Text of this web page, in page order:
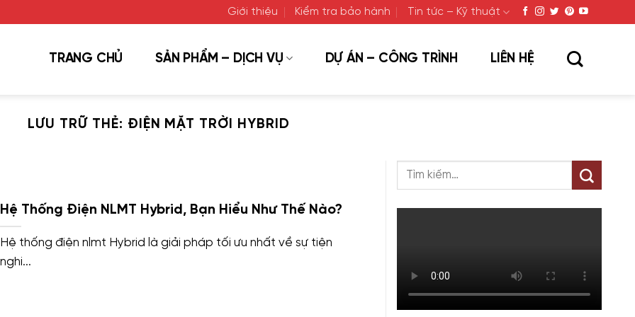
Giới thiệu Kiểm tra bảo hành Tin tức – Kỹ thuật
TRANG CHỦ SẢN PHẨM – DỊCH VỤ DỰ ÁN – CÔNG TRÌNH LIÊN HỆ
LƯU TRỮ THẺ: ĐIỆN MẶT TRỜI HYBRID
Hệ Thống Điện NLMT Hybrid, Bạn Hiểu Như Thế Nào?
Hệ thống điện nlmt Hybrid là giải pháp tối ưu nhất về sự tiện
nghi...